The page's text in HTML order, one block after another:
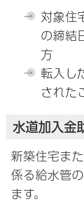
対象住
の締結
方
転入し
された
水道加入金
新築住宅ま
係る給水管
ます。